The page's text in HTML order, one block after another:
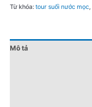
Từ khóa: tour suối nước mọc,
Mô tả